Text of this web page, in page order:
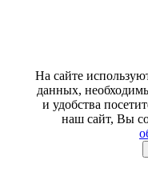
На сайте
данных,
и удобства
наш сайт, Вы